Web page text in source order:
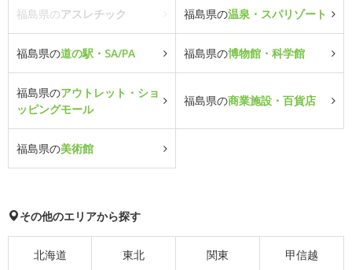
福島県のアスレチック 福島県の温泉・スパリゾート
福島県の道の駅・SA/PA 福島県の博物館・科学館
福島県のアウトレット・ショ
ッピングモール
福島県の商業施設・百貨店
福島県の美術館
その他のエリアから探す
北海道 東北 関東 甲信越